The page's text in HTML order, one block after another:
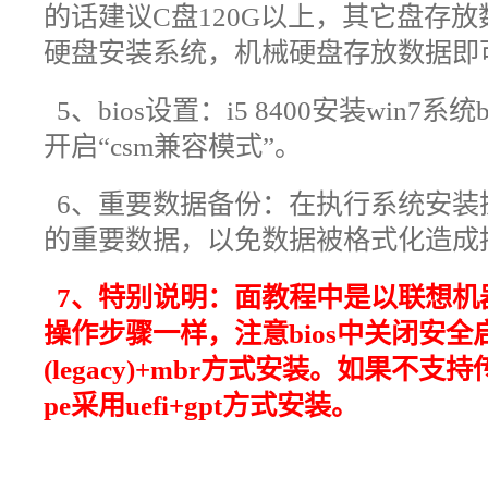
的话建议C盘120G以上，其它盘存
硬盘安装系统，机械硬盘存放数据即
5、bios设置：i5 8400安装win7系
开启“csm兼容模式”。
6、重要数据备份：在执行系统安
的重要数据，以免数据被格式化造成
7、特别说明：面教程中是以联想
操作步骤一样，注意bios中关闭安全
(legacy)+mbr方式安装。如果不支
pe采用uefi+gpt方式安装。